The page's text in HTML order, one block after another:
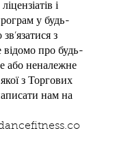
і
у будь-
з
про будь-
або неналежне
з Торгових
нам на